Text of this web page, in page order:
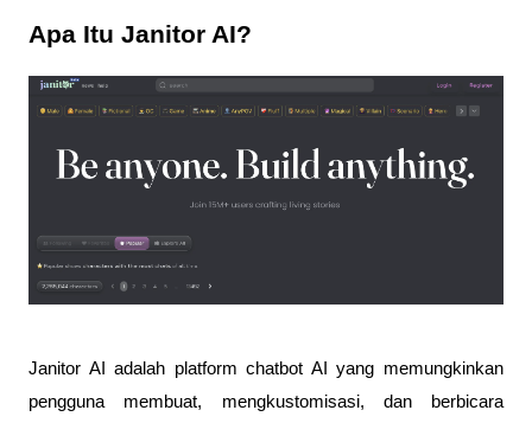
Apa Itu Janitor AI?
Janitor AI adalah platform chatbot AI yang memungkinkan
pengguna membuat, mengkustomisasi, dan berbicara